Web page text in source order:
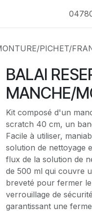
PICHET/
BALAI
MANCHE/
Kit composé d'un
scratch 40 cm, un
Facile à utiliser,
solution de nettoyage
flux de la solution de
de 500 ml qui couvre
breveté pour fermer
verrouillage de
garantissant une